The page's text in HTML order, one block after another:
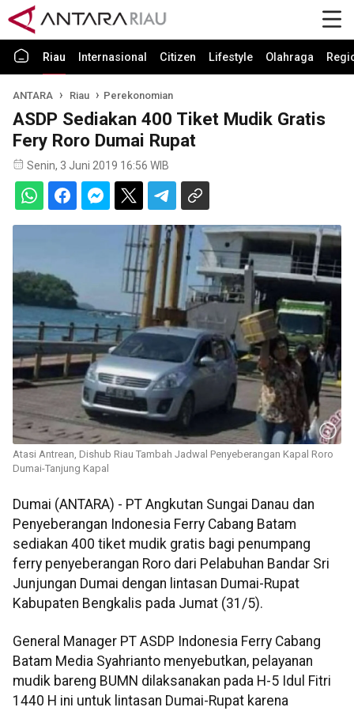
Riau Internasional Citizen Lifestyle Olahraga
ANTARA Riau Perekonomian
ASDP Sediakan 400 Tiket Mudik Gratis
Fery Roro Dumai Rupat
Senin, 3 Juni 2019 16:56 WIB
Atasi Antrean, Dishub Riau Tambah Jadwal Penyeberangan Kapal Roro
Dumai-Tanjung Kapal
Dumai (ANTARA) - PT Angkutan Sungai Danau dan
Penyeberangan Indonesia Ferry Cabang Batam
sediakan 400 tiket mudik gratis bagi penumpang
ferry penyeberangan Roro dari Pelabuhan Bandar Sri
Junjungan Dumai dengan lintasan Dumai-Rupat
Kabupaten Bengkalis pada Jumat (31/5).
General Manager PT ASDP Indonesia Ferry Cabang
Batam Media Syahrianto menyebutkan, pelayanan
mudik bareng BUMN dilaksanakan pada H-5 Idul Fitri
1440 H ini untuk lintasan Dumai-Rupat karena